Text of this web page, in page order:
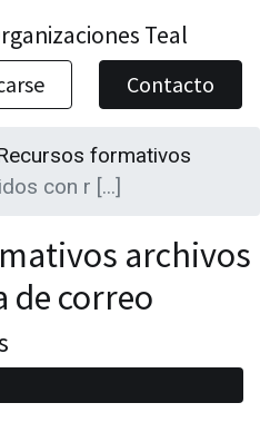
Teal
Contacto
formativos
con r [...]
archivos
de correo